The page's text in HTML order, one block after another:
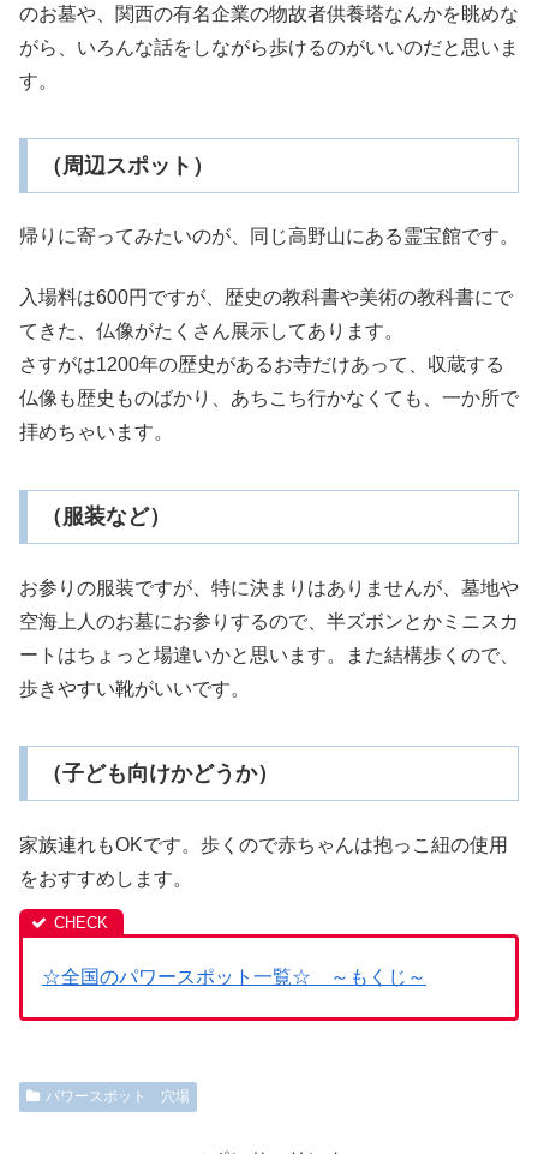
のお墓や、関西の有名企業の物故者供養塔なんかを眺めな
がら、いろんな話をしながら歩けるのがいいのだと思いま
す。
（周辺スポット）
帰りに寄ってみたいのが、同じ高野山にある霊宝館です。
入場料は600円ですが、歴史の教科書や美術の教科書にで
てきた、仏像がたくさん展示してあります。
さすがは1200年の歴史があるお寺だけあって、収蔵する
仏像も歴史ものばかり、あちこち行かなくても、一か所で
拝めちゃいます。
（服装など）
お参りの服装ですが、特に決まりはありませんが、墓地や
空海上人のお墓にお参りするので、半ズボンとかミニスカ
ートはちょっと場違いかと思います。また結構歩くので、
歩きやすい靴がいいです。
（子ども向けかどうか）
家族連れもOKです。歩くので赤ちゃんは抱っこ紐の使用
をおすすめします。
☆全国のパワースポット一覧☆ ～もくじ～
パワースポット 穴場